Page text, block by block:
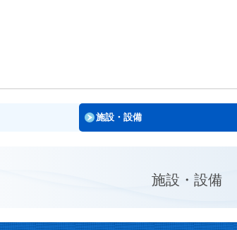
施設・設備
施設・設備